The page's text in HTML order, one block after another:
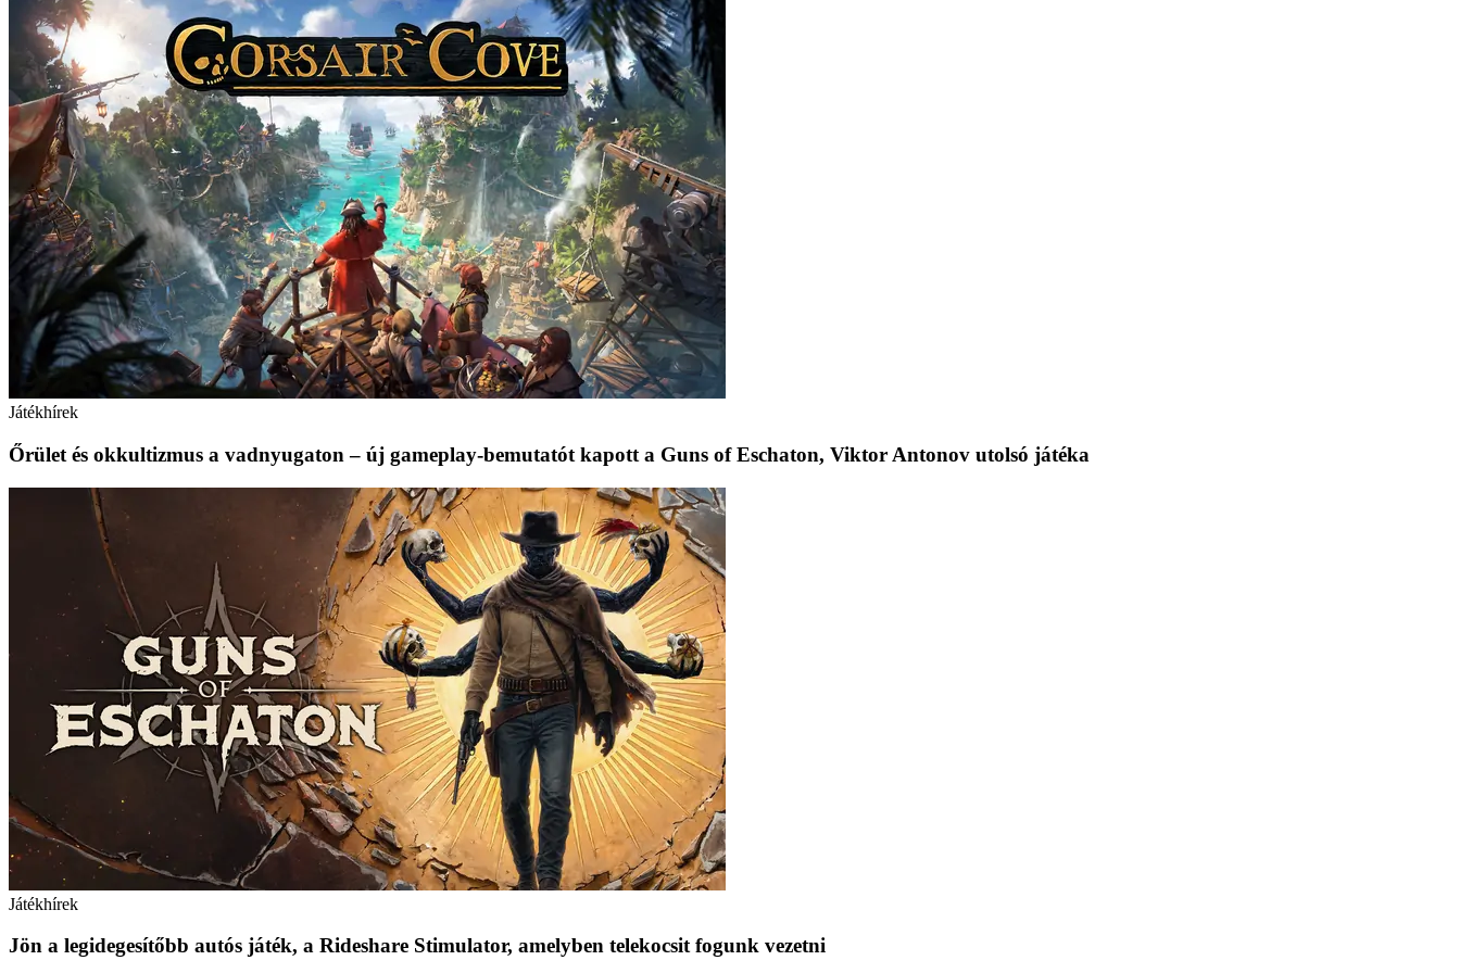
Játékhírek
Őrület és okkultizmus a vadnyugaton – új gameplay-bemutatót kapott a Guns of Eschaton, Viktor Antonov utolsó játéka
Játékhírek
Jön a legidegesítőbb autós játék, a Rideshare Stimulator, amelyben telekocsit fogunk vezetni